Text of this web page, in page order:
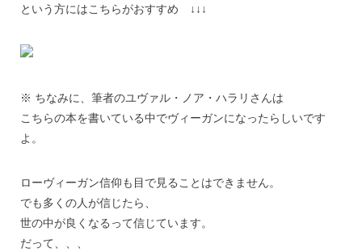
という方にはこちらがおすすめ ↓↓↓
※ ちなみに、筆者のユヴァル・ノア・ハラリさんは
こちらの本を書いている中でヴィーガンになったらしいです
よ。
ローヴィーガン信仰も目で見ることはできません。
でも多くの人が信じたら、
世の中が良くなるって信じています。
だって、、、